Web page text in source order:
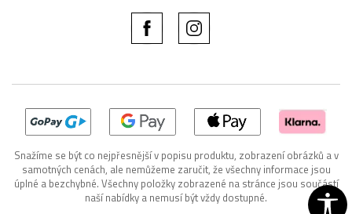
Snažíme se být co nejpřesnější v popisu produktu, zobrazení obrázků a v
samotných cenách, ale nemůžeme zaručit, že všechny informace jsou
úplné a bezchybné. Všechny položky zobrazené na stránce jsou součástí
naší nabídky a nemusí být vždy dostupné.